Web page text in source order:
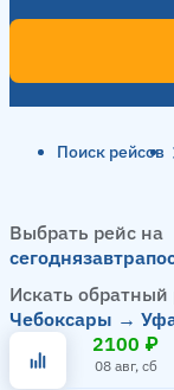
Поиск рейсов
Выбрать рейс на
сегоднязавтра
Искать обратный
Чебоксары →
2100 ₽
08 авг, сб